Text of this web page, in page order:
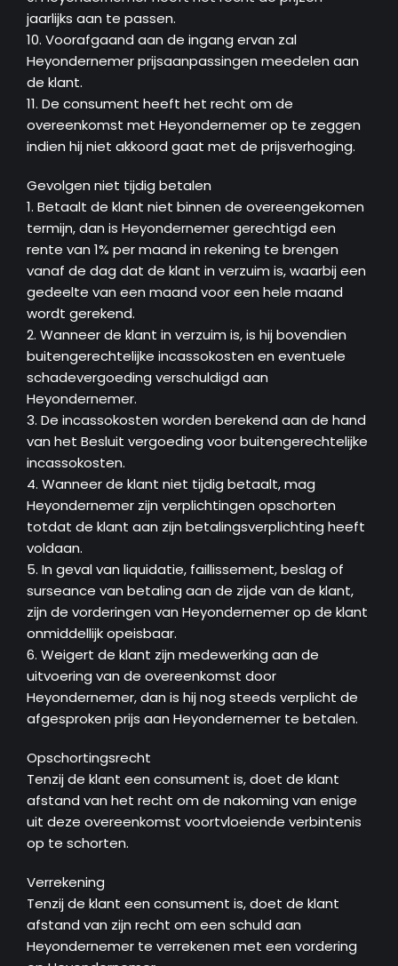
jaarlijks aan te passen.
10. Voorafgaand aan de ingang ervan zal
Heyondernemer prijsaanpassingen meedelen aan
de klant.
11. De consument heeft het recht om de
overeenkomst met Heyondernemer op te zeggen
indien hij niet akkoord gaat met de prijsverhoging.
Gevolgen niet tijdig betalen
1. Betaalt de klant niet binnen de overeengekomen
termijn, dan is Heyondernemer gerechtigd een
rente van 1% per maand in rekening te brengen
vanaf de dag dat de klant in verzuim is, waarbij een
gedeelte van een maand voor een hele maand
wordt gerekend.
2. Wanneer de klant in verzuim is, is hij bovendien
buitengerechtelijke incassokosten en eventuele
schadevergoeding verschuldigd aan
Heyondernemer.
3. De incassokosten worden berekend aan de hand
van het Besluit vergoeding voor buitengerechtelijke
incassokosten.
4. Wanneer de klant niet tijdig betaalt, mag
Heyondernemer zijn verplichtingen opschorten
totdat de klant aan zijn betalingsverplichting heeft
voldaan.
5. In geval van liquidatie, faillissement, beslag of
surseance van betaling aan de zijde van de klant,
zijn de vorderingen van Heyondernemer op de klant
onmiddellijk opeisbaar.
6. Weigert de klant zijn medewerking aan de
uitvoering van de overeenkomst door
Heyondernemer, dan is hij nog steeds verplicht de
afgesproken prijs aan Heyondernemer te betalen.
Opschortingsrecht
Tenzij de klant een consument is, doet de klant
afstand van het recht om de nakoming van enige
uit deze overeenkomst voortvloeiende verbintenis
op te schorten.
Verrekening
Tenzij de klant een consument is, doet de klant
afstand van zijn recht om een schuld aan
Heyondernemer te verrekenen met een vordering